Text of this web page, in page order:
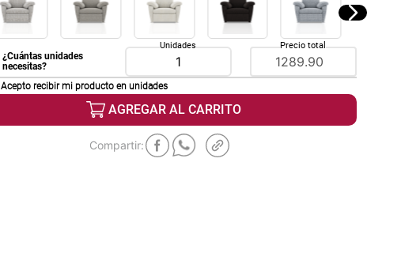
¿Cuántas unidades
necesitas?
Unidades Precio total
Acepto recibir mi producto en unidades
AGREGAR AL CARRITO